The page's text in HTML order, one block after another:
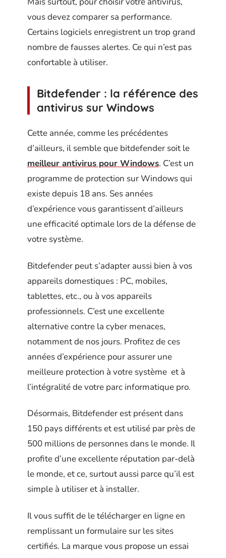
vous devez comparer sa performance.
Certains logiciels enregistrent un trop grand
nombre de fausses alertes. Ce qui n’est pas
confortable à utiliser.
Bitdefender : la référence des
antivirus sur Windows
Cette année, comme les précédentes
d’ailleurs, il semble que bitdefender soit le
meilleur antivirus pour Windows. C’est un
programme de protection sur Windows qui
existe depuis 18 ans. Ses années
d’expérience vous garantissent d’ailleurs
une efficacité optimale lors de la défense de
votre système.
Bitdefender peut s’adapter aussi bien à vos
appareils domestiques : PC, mobiles,
tablettes, etc., ou à vos appareils
professionnels. C’est une excellente
alternative contre la cyber menaces,
notamment de nos jours. Profitez de ces
années d’expérience pour assurer une
meilleure protection à votre système et à
l’intégralité de votre parc informatique pro.
Désormais, Bitdefender est présent dans
150 pays différents et est utilisé par près de
500 millions de personnes dans le monde. Il
profite d’une excellente réputation par-delà
le monde, et ce, surtout aussi parce qu’il est
simple à utiliser et à installer.
Il vous suffit de le télécharger en ligne en
remplissant un formulaire sur les sites
certifiés. La marque vous propose un essai